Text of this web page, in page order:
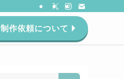
制作依頼について